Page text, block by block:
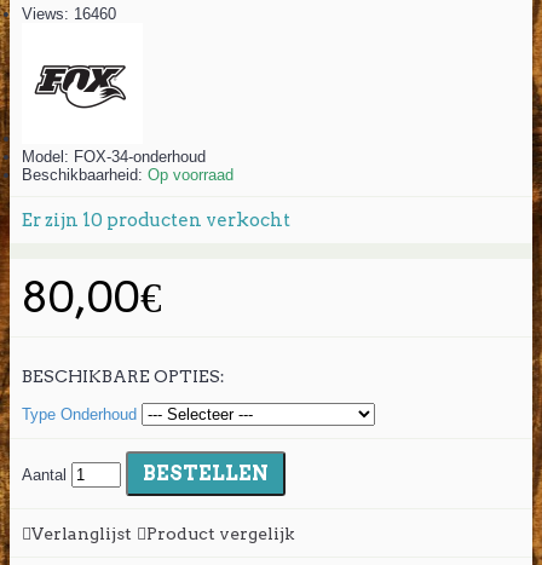
Views: 16460
Model: FOX-34-onderhoud
Beschikbaarheid: Op voorraad
Er zijn 10 producten verkocht
80,00€
BESCHIKBARE OPTIES:
Type Onderhoud
Aantal BESTELLEN
Verlanglijst Product vergelijk